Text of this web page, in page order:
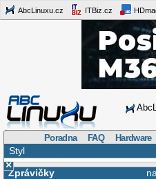
AbcLinuxu.cz ITBiz.cz
Poradna FAQ Hardware
Styl
×
Zprávičky